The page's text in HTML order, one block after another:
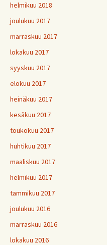
helmikuu 2018
joulukuu 2017
marraskuu 2017
lokakuu 2017
syyskuu 2017
elokuu 2017
heinäkuu 2017
kesäkuu 2017
toukokuu 2017
huhtikuu 2017
maaliskuu 2017
helmikuu 2017
tammikuu 2017
joulukuu 2016
marraskuu 2016
lokakuu 2016